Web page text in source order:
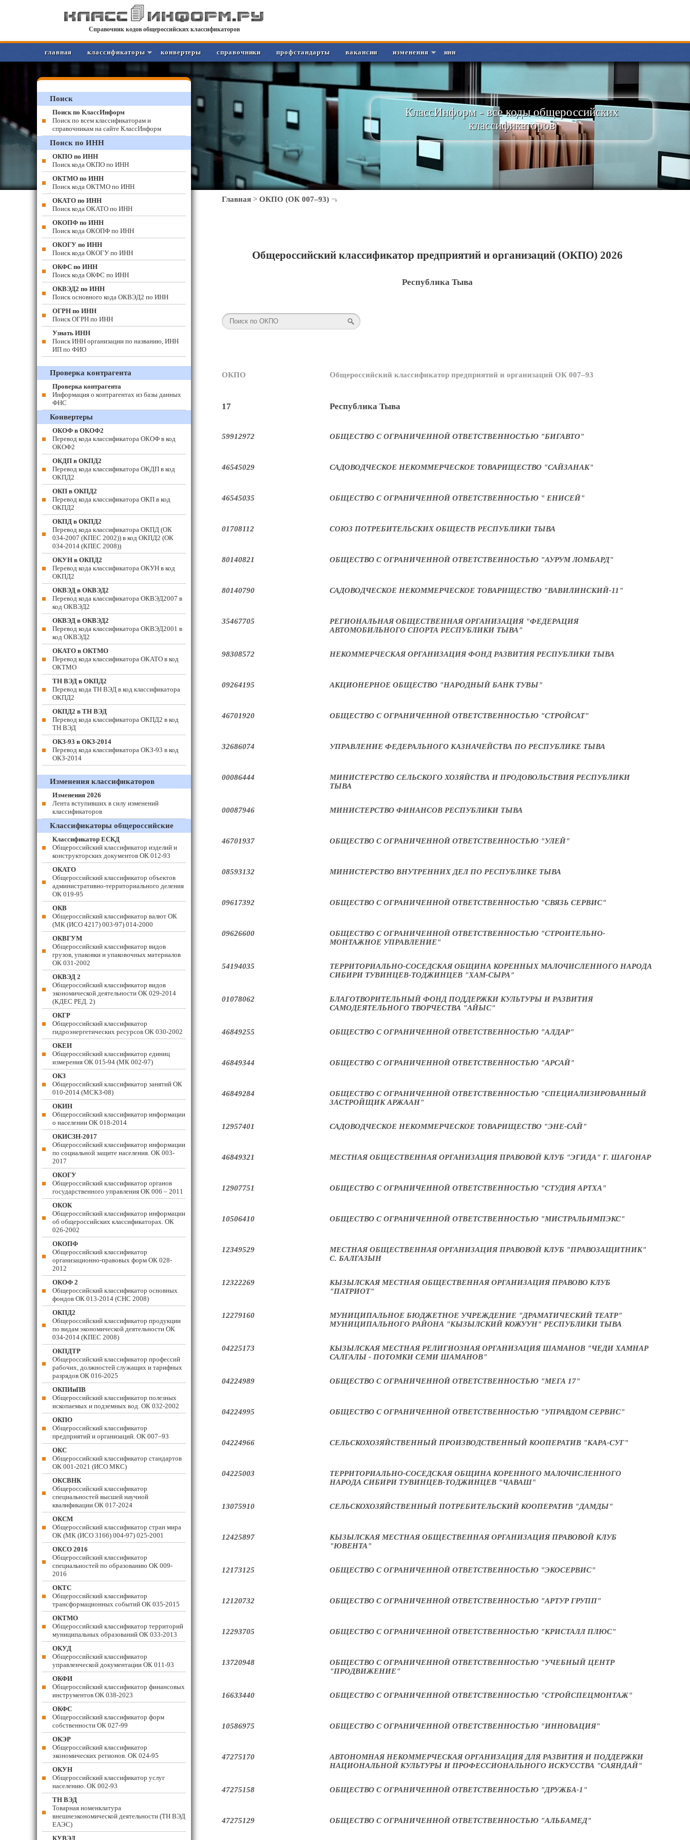
Справочник кодов общероссийских классификаторов
главная классификаторы конвертеры справочники профстандарты вакансии изменения инн
КлассИнформ - все коды общероссийских
классификаторов
Главная > ОКПО (ОК 007–93)
Общероссийский классификатор предприятий и организаций (ОКПО) 2026
Республика Тыва
ОКПО Общероссийский классификатор предприятий и организаций ОК 007–93
17 Республика Тыва
59912972 ОБЩЕСТВО С ОГРАНИЧЕННОЙ ОТВЕТСТВЕННОСТЬЮ "БИГАВТО"
46545029 САДОВОДЧЕСКОЕ НЕКОММЕРЧЕСКОЕ ТОВАРИЩЕСТВО "САЙЗАНАК"
46545035 ОБЩЕСТВО С ОГРАНИЧЕННОЙ ОТВЕТСТВЕННОСТЬЮ " ЕНИСЕЙ"
01708112 СОЮЗ ПОТРЕБИТЕЛЬСКИХ ОБЩЕСТВ РЕСПУБЛИКИ ТЫВА
80140821 ОБЩЕСТВО С ОГРАНИЧЕННОЙ ОТВЕТСТВЕННОСТЬЮ "АУРУМ ЛОМБАРД"
80140790 САДОВОДЧЕСКОЕ НЕКОММЕРЧЕСКОЕ ТОВАРИЩЕСТВО "ВАВИЛИНСКИЙ-11"
35467705
РЕГИОНАЛЬНАЯ ОБЩЕСТВЕННАЯ ОРГАНИЗАЦИЯ "ФЕДЕРАЦИЯ
АВТОМОБИЛЬНОГО СПОРТА РЕСПУБЛИКИ ТЫВА"
98308572 НЕКОММЕРЧЕСКАЯ ОРГАНИЗАЦИЯ ФОНД РАЗВИТИЯ РЕСПУБЛИКИ ТЫВА
09264195 АКЦИОНЕРНОЕ ОБЩЕСТВО "НАРОДНЫЙ БАНК ТУВЫ"
46701920 ОБЩЕСТВО С ОГРАНИЧЕННОЙ ОТВЕТСТВЕННОСТЬЮ "СТРОЙСАТ"
32686074 УПРАВЛЕНИЕ ФЕДЕРАЛЬНОГО КАЗНАЧЕЙСТВА ПО РЕСПУБЛИКЕ ТЫВА
00086444
МИНИСТЕРСТВО СЕЛЬСКОГО ХОЗЯЙСТВА И ПРОДОВОЛЬСТВИЯ РЕСПУБЛИКИ
ТЫВА
00087946 МИНИСТЕРСТВО ФИНАНСОВ РЕСПУБЛИКИ ТЫВА
46701937 ОБЩЕСТВО С ОГРАНИЧЕННОЙ ОТВЕТСТВЕННОСТЬЮ "УЛЕЙ"
08593132 МИНИСТЕРСТВО ВНУТРЕННИХ ДЕЛ ПО РЕСПУБЛИКЕ ТЫВА
09617392 ОБЩЕСТВО С ОГРАНИЧЕННОЙ ОТВЕТСТВЕННОСТЬЮ "СВЯЗЬ СЕРВИС"
09626600
ОБЩЕСТВО С ОГРАНИЧЕННОЙ ОТВЕТСТВЕННОСТЬЮ "СТРОИТЕЛЬНО-
МОНТАЖНОЕ УПРАВЛЕНИЕ"
54194035
ТЕРРИТОРИАЛЬНО-СОСЕДСКАЯ ОБЩИНА КОРЕННЫХ МАЛОЧИСЛЕННОГО НАРОДА
СИБИРИ ТУВИНЦЕВ-ТОДЖИНЦЕВ "ХАМ-СЫРА"
01078062
БЛАГОТВОРИТЕЛЬНЫЙ ФОНД ПОДДЕРЖКИ КУЛЬТУРЫ И РАЗВИТИЯ
САМОДЕЯТЕЛЬНОГО ТВОРЧЕСТВА "АЙЫС"
46849255 ОБЩЕСТВО С ОГРАНИЧЕННОЙ ОТВЕТСТВЕННОСТЬЮ "АЛДАР"
46849344 ОБЩЕСТВО С ОГРАНИЧЕННОЙ ОТВЕТСТВЕННОСТЬЮ "АРСАЙ"
46849284
ОБЩЕСТВО С ОГРАНИЧЕННОЙ ОТВЕТСТВЕННОСТЬЮ "СПЕЦИАЛИЗИРОВАННЫЙ
ЗАСТРОЙЩИК АРЖААН"
12957401 САДОВОДЧЕСКОЕ НЕКОММЕРЧЕСКОЕ ТОВАРИЩЕСТВО "ЭНЕ-САЙ"
46849321 МЕСТНАЯ ОБЩЕСТВЕННАЯ ОРГАНИЗАЦИЯ ПРАВОВОЙ КЛУБ "ЭГИДА" Г. ШАГОНАР
12907751 ОБЩЕСТВО С ОГРАНИЧЕННОЙ ОТВЕТСТВЕННОСТЬЮ "СТУДИЯ АРТХА"
10506410 ОБЩЕСТВО С ОГРАНИЧЕННОЙ ОТВЕТСТВЕННОСТЬЮ "МИСТРАЛЬИМПЭКС"
12349529
МЕСТНАЯ ОБЩЕСТВЕННАЯ ОРГАНИЗАЦИЯ ПРАВОВОЙ КЛУБ "ПРАВОЗАЩИТНИК"
С. БАЛГАЗЫН
12322269
КЫЗЫЛСКАЯ МЕСТНАЯ ОБЩЕСТВЕННАЯ ОРГАНИЗАЦИЯ ПРАВОВО КЛУБ
"ПАТРИОТ"
12279160
МУНИЦИПАЛЬНОЕ БЮДЖЕТНОЕ УЧРЕЖДЕНИЕ "ДРАМАТИЧЕСКИЙ ТЕАТР"
МУНИЦИПАЛЬНОГО РАЙОНА "КЫЗЫЛСКИЙ КОЖУУН" РЕСПУБЛИКИ ТЫВА
04225173
КЫЗЫЛСКАЯ МЕСТНАЯ РЕЛИГИОЗНАЯ ОРГАНИЗАЦИЯ ШАМАНОВ "ЧЕДИ ХАМНАР
САЛГАЛЫ - ПОТОМКИ СЕМИ ШАМАНОВ"
04224989 ОБЩЕСТВО С ОГРАНИЧЕННОЙ ОТВЕТСТВЕННОСТЬЮ "МЕГА 17"
04224995 ОБЩЕСТВО С ОГРАНИЧЕННОЙ ОТВЕТСТВЕННОСТЬЮ "УПРАВДОМ СЕРВИС"
04224966 СЕЛЬСКОХОЗЯЙСТВЕННЫЙ ПРОИЗВОДСТВЕННЫЙ КООПЕРАТИВ "КАРА-СУГ"
04225003
ТЕРРИТОРИАЛЬНО-СОСЕДСКАЯ ОБЩИНА КОРЕННОГО МАЛОЧИСЛЕННОГО
НАРОДА СИБИРИ ТУВИНЦЕВ-ТОДЖИНЦЕВ "ЧАВАШ"
13075910 СЕЛЬСКОХОЗЯЙСТВЕННЫЙ ПОТРЕБИТЕЛЬСКИЙ КООПЕРАТИВ "ДАМДЫ"
12425897
КЫЗЫЛСКАЯ МЕСТНАЯ ОБЩЕСТВЕННАЯ ОРГАНИЗАЦИЯ ПРАВОВОЙ КЛУБ
"ЮВЕНТА"
12173125 ОБЩЕСТВО С ОГРАНИЧЕННОЙ ОТВЕТСТВЕННОСТЬЮ "ЭКОСЕРВИС"
12120732 ОБЩЕСТВО С ОГРАНИЧЕННОЙ ОТВЕТСТВЕННОСТЬЮ "АРТУР ГРУПП"
12293705 ОБЩЕСТВО С ОГРАНИЧЕННОЙ ОТВЕТСТВЕННОСТЬЮ "КРИСТАЛЛ ПЛЮС"
13720948
ОБЩЕСТВО С ОГРАНИЧЕННОЙ ОТВЕТСТВЕННОСТЬЮ "УЧЕБНЫЙ ЦЕНТР
"ПРОДВИЖЕНИЕ"
16633440 ОБЩЕСТВО С ОГРАНИЧЕННОЙ ОТВЕТСТВЕННОСТЬЮ "СТРОЙСПЕЦМОНТАЖ"
10586975 ОБЩЕСТВО С ОГРАНИЧЕННОЙ ОТВЕТСТВЕННОСТЬЮ "ИННОВАЦИЯ"
47275170
АВТОНОМНАЯ НЕКОММЕРЧЕСКАЯ ОРГАНИЗАЦИЯ ДЛЯ РАЗВИТИЯ И ПОДДЕРЖКИ
НАЦИОНАЛЬНОЙ КУЛЬТУРЫ И ПРОФЕССИОНАЛЬНОГО ИСКУССТВА "САЯНДАЙ"
47275158 ОБЩЕСТВО С ОГРАНИЧЕННОЙ ОТВЕТСТВЕННОСТЬЮ "ДРУЖБА-1"
47275129 ОБЩЕСТВО С ОГРАНИЧЕННОЙ ОТВЕТСТВЕННОСТЬЮ "АЛЬБАМЕД"
Поиск
Поиск по КлассИнформ
Поиск по всем классификаторам и
справочникам на сайте КлассИнформ
Поиск по ИНН
ОКПО по ИНН
Поиск кода ОКПО по ИНН
ОКТМО по ИНН
Поиск кода ОКТМО по ИНН
ОКАТО по ИНН
Поиск кода ОКАТО по ИНН
ОКОПФ по ИНН
Поиск кода ОКОПФ по ИНН
ОКОГУ по ИНН
Поиск кода ОКОГУ по ИНН
ОКФС по ИНН
Поиск кода ОКФС по ИНН
ОКВЭД2 по ИНН
Поиск основного кода ОКВЭД2 по ИНН
ОГРН по ИНН
Поиск ОГРН по ИНН
Узнать ИНН
Поиск ИНН организации по названию, ИНН
ИП по ФИО
Проверка контрагента
Проверка контрагента
Информация о контрагентах из базы данных
ФНС
Конвертеры
ОКОФ в ОКОФ2
Перевод кода классификатора ОКОФ в код
ОКОФ2
ОКДП в ОКПД2
Перевод кода классификатора ОКДП в код
ОКПД2
ОКП в ОКПД2
Перевод кода классификатора ОКП в код
ОКПД2
ОКПД в ОКПД2
Перевод кода классификатора ОКПД (ОК
034-2007 (КПЕС 2002)) в код ОКПД2 (ОК
034-2014 (КПЕС 2008))
ОКУН в ОКПД2
Перевод кода классификатора ОКУН в код
ОКПД2
ОКВЭД в ОКВЭД2
Перевод кода классификатора ОКВЭД2007 в
код ОКВЭД2
ОКВЭД в ОКВЭД2
Перевод кода классификатора ОКВЭД2001 в
код ОКВЭД2
ОКАТО в ОКТМО
Перевод кода классификатора ОКАТО в код
ОКТМО
ТН ВЭД в ОКПД2
Перевод кода ТН ВЭД в код классификатора
ОКПД2
ОКПД2 в ТН ВЭД
Перевод кода классификатора ОКПД2 в код
ТН ВЭД
ОКЗ-93 в ОКЗ-2014
Перевод кода классификатора ОКЗ-93 в код
ОКЗ-2014
Изменения классификаторов
Изменения 2026
Лента вступивших в силу изменений
классификаторов
Классификаторы общероссийские
Классификатор ЕСКД
Общероссийский классификатор изделий и
конструкторских документов ОК 012-93
ОКАТО
Общероссийский классификатор объектов
административно-территориального деления
ОК 019-95
ОКВ
Общероссийский классификатор валют ОК
(МК (ИСО 4217) 003-97) 014-2000
ОКВГУМ
Общероссийский классификатор видов
грузов, упаковки и упаковочных материалов
ОК 031-2002
ОКВЭД 2
Общероссийский классификатор видов
экономической деятельности ОК 029-2014
(КДЕС РЕД. 2)
ОКГР
Общероссийский классификатор
гидроэнергетических ресурсов ОК 030-2002
ОКЕИ
Общероссийский классификатор единиц
измерения ОК 015-94 (МК 002-97)
ОКЗ
Общероссийский классификатор занятий ОК
010-2014 (МСКЗ-08)
ОКИН
Общероссийский классификатор информации
о населении ОК 018-2014
ОКИСЗН-2017
Общероссийский классификатор информации
по социальной защите населения. ОК 003-
2017
ОКОГУ
Общероссийский классификатор органов
государственного управления ОК 006 – 2011
ОКОК
Общероссийский классификатор информации
об общероссийских классификаторах. ОК
026-2002
ОКОПФ
Общероссийский классификатор
организационно-правовых форм ОК 028-
2012
ОКОФ 2
Общероссийский классификатор основных
фондов ОК 013-2014 (СНС 2008)
ОКПД2
Общероссийский классификатор продукции
по видам экономической деятельности ОК
034-2014 (КПЕС 2008)
ОКПДТР
Общероссийский классификатор профессий
рабочих, должностей служащих и тарифных
разрядов ОК 016-2025
ОКПИиПВ
Общероссийский классификатор полезных
ископаемых и подземных вод. ОК 032-2002
ОКПО
Общероссийский классификатор
предприятий и организаций. ОК 007–93
ОКС
Общероссийский классификатор стандартов
ОК 001-2021 (ИСО МКС)
ОКСВНК
Общероссийский классификатор
специальностей высшей научной
квалификации ОК 017-2024
ОКСМ
Общероссийский классификатор стран мира
ОК (МК (ИСО 3166) 004-97) 025-2001
ОКСО 2016
Общероссийский классификатор
специальностей по образованию ОК 009-
2016
ОКТС
Общероссийский классификатор
трансформационных событий ОК 035-2015
ОКТМО
Общероссийский классификатор территорий
муниципальных образований ОК 033-2013
ОКУД
Общероссийский классификатор
управленческой документации ОК 011-93
ОКФИ
Общероссийский классификатор финансовых
инструментов OK 038-2023
ОКФС
Общероссийский классификатор форм
собственности ОК 027-99
ОКЭР
Общероссийский классификатор
экономических регионов. ОК 024-95
ОКУН
Общероссийский классификатор услуг
населению. ОК 002-93
ТН ВЭД
Товарная номенклатура
внешнеэкономической деятельности (ТН ВЭД
ЕАЭС)
КУВЭД